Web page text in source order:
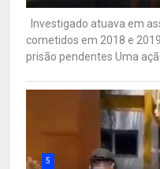
Investigado atuava em
cometidos em 2018 e
prisão pendentes Uma
5